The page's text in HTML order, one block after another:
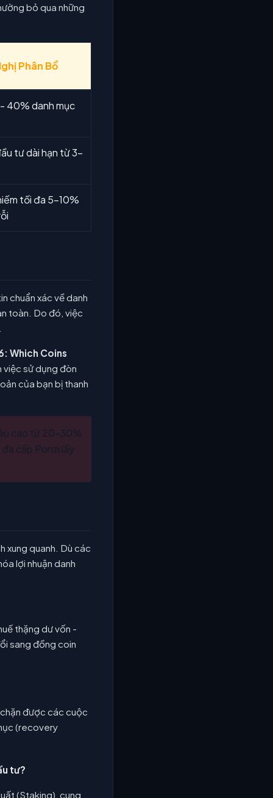
bỏ qua những
Phân Bổ
40% danh mục
tư dài hạn từ 3-
tối đa 5-10%
chuẩn xác về danh
toàn. Do đó, việc
Which Coins
việc sử dụng đòn
của bạn bị thanh
cao từ 20-30%
cấp Ponzi lấy
xung quanh. Dù các
lợi nhuận danh
thặng dư vốn -
sang đồng coin
được các cuộc
(recovery
tư?
(Staking), cung